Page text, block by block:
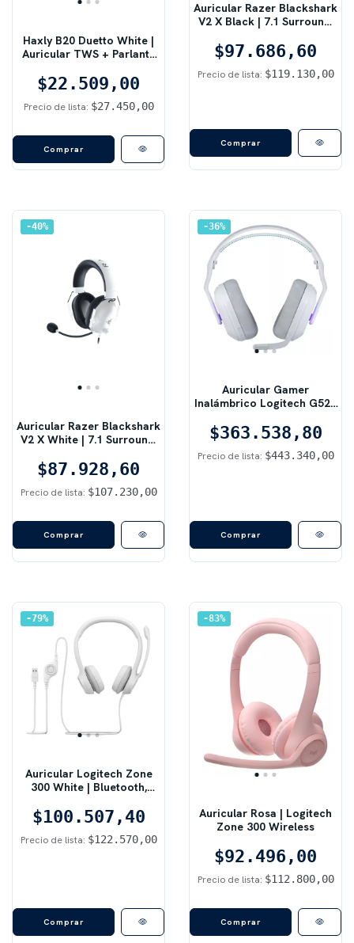
Haxly B20 Duetto White |
Auricular TWS + Parlante
$22.509,00
Precio de lista: $27.450,00
Comprar
Auricular Razer Blackshark
V2 X Black | 7.1 Surround,
$97.686,60
Precio de lista: $119.130,00
40%
Auricular Razer Blackshark
V2 X White | 7.1 Surround,
$87.928,60
Precio de lista: $107.230,00
36%
Auricular Gamer
Inalámbrico Logitech G522
(Gaming Wireless y
Bluetooth)
$363.538,80
Precio de lista: $443.340,00
79%
Auricular Logitech Zone
300 White | Bluetooth,
$100.507,40
Precio de lista: $122.570,00
83%
Auricular Rosa | Logitech
Zone 300 Wireless
$92.496,00
Precio de lista: $112.800,00